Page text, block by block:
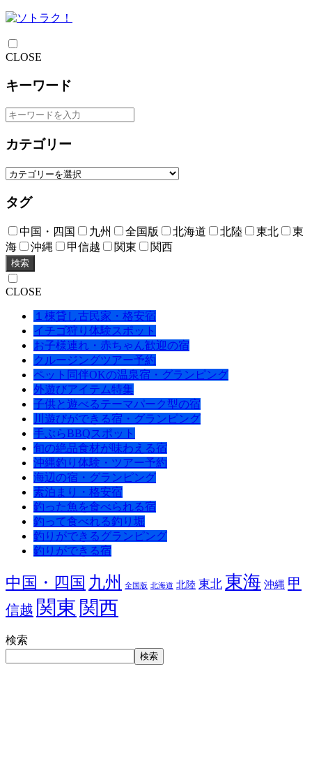
CLOSE
キーワード
カテゴリー
タグ
中国・四国 九州 全国版 北海道 北陸 東北
東
海
沖縄 甲信越 関東 関西
検索
CLOSE
１棟貸し古民家・格安宿
イチゴ狩り体験スポット
お子様連れ・赤ちゃん歓迎の宿
クルージングツアー予約
ペット同伴OKの温泉宿・グランピング
外遊びアイテム特集
子供と遊べるテーマパーク型の宿
川遊びができる宿・グランピング
手ぶらBBQスポット
旬の絶品食材が味わえる宿
沖縄釣り体験・ツアー予約
海辺の宿・グランピング
素泊まり・格安宿
釣った魚を食べられる宿
釣って食べれる釣り堀
釣りができるグランピング
釣りができる宿
中国・四国 九州 全国版 北海道 北陸 東北 東海 沖縄 甲
信越 関東 関西
検索
検索